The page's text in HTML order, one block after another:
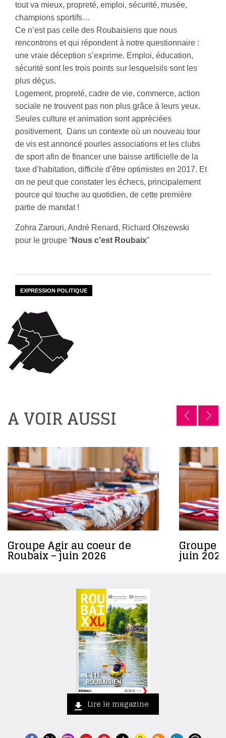
tout va mieux, propreté, emploi, sécurité, musée,
champions sportifs…
Ce n’est pas celle des Roubaisiens que nous
rencontrons et qui répondent à notre questionnaire :
une vraie déception s’exprime. Emploi, éducation,
sécurité sont les trois points sur lesquelsils sont les
plus déçus.
Logement, propreté, cadre de vie, commerce, action
sociale ne trouvent pas non plus grâce à leurs yeux.
Seules culture et animation sont appréciées
positivement. Dans un contexte où un nouveau tour
de vis est annoncé pourles associations et les clubs
de sport afin de financer une baisse artificielle de la
taxe d’habitation, difficile d’être optimistes en 2017. Et
on ne peut que constater les échecs, principalement
pource qui touche au quotidien, de cette première
partie de mandat !
Zohra Zarouri, André Renard, Richard Olszewski
pour le groupe “Nous c’est Roubaix”
EXPRESSION POLITIQUE
A VOIR AUSSI
Groupe Agir au coeur de
Roubaix – juin 2026
Groupe
juin 2026
Lire le magazine